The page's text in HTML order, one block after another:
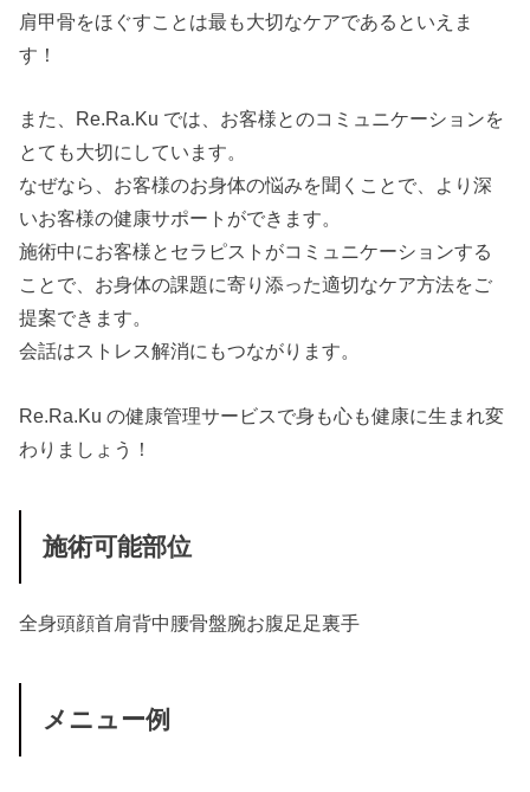
肩甲骨をほぐすことは最も大切なケアであるといえま
す！
また、Re.Ra.Ku では、お客様とのコミュニケーションを
とても大切にしています。
なぜなら、お客様のお身体の悩みを聞くことで、より深
いお客様の健康サポートができます。
施術中にお客様とセラピストがコミュニケーションする
ことで、お身体の課題に寄り添った適切なケア方法をご
提案できます。
会話はストレス解消にもつながります。
Re.Ra.Ku の健康管理サービスで身も心も健康に生まれ変
わりましょう！
施術可能部位
全身頭顔首肩背中腰骨盤腕お腹足 足裏手
メニュー例